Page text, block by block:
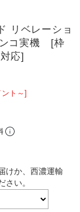
リベレーショ
ンコ実機 [枠
応]
ト～]
けか、西濃運輸
さい。